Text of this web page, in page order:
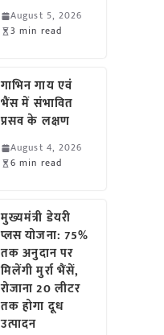
August 5, 2026
3 min read
गाभिन गाय एवं
भैंस में संभावित
प्रसव के लक्षण
August 4, 2026
6 min read
मुख्यमंत्री डेयरी
प्लस योजना: 75%
तक अनुदान पर
मिलेंगी मुर्रा भैंसें,
रोजाना 20 लीटर
तक होगा दूध
उत्पादन